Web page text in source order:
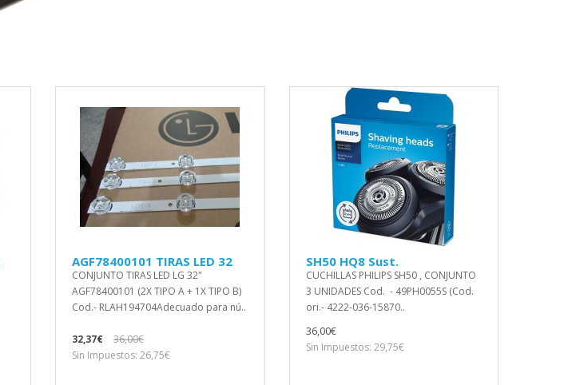
AGF78400101 TIRAS LED 32
CONJUNTO TIRAS LED LG 32"
AGF78400101 (2X TIPO A + 1X TIPO B)
Cod.- RLAH194704Adecuado para nú..
32,37€
36,00€
Sin Impuestos: 26,75€
SH50 HQ8 Sust.
CUCHILLAS PHILIPS SH50 , CONJUNTO
3 UNIDADES Cod. - 49PH0055S (Cod.
ori.- 4222-036-15870..
36,00€
Sin Impuestos: 29,75€